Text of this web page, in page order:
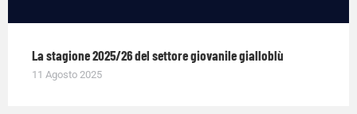
La stagione 2025/26 del settore giovanile gialloblù
11 Agosto 2025